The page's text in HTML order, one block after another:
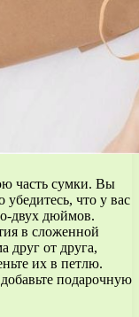
часть сумки. Вы
что у вас
двух дюймов.
в сложенной
друг от друга,
их в петлю.
подарочную